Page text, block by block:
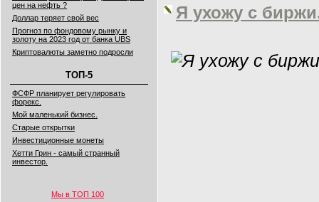
цен на нефть ?
Доллар теряет свой вес
Прогноз по фондовому рынку и
золоту на 2023 год от банка UBS
Криптовалюты заметно подросли
ТОП-5
ФСФР планирует регулировать
форекс.
Мой маленький бизнес.
Старые открытки
Инвестиционные монеты
Хетти Грин - самый странный
инвестор.
Мы в ТОП 100
Я ухожу с